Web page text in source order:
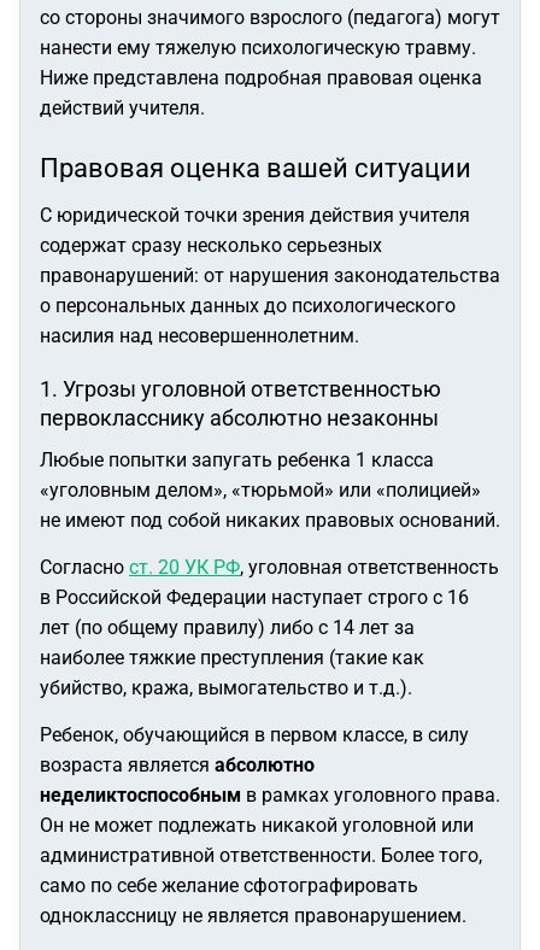
со стороны значимого взрослого (педагога) могут
нанести ему тяжелую психологическую травму.
Ниже представлена подробная правовая оценка
действий учителя.
Правовая оценка вашей ситуации
С юридической точки зрения действия учителя
содержат сразу несколько серьезных
правонарушений: от нарушения законодательства
о персональных данных до психологического
насилия над несовершеннолетним.
1. Угрозы уголовной ответственностью
первокласснику абсолютно незаконны
Любые попытки запугать ребенка 1 класса
«уголовным делом», «тюрьмой» или «полицией»
не имеют под собой никаких правовых оснований.
Согласно ст. 20 УК РФ, уголовная ответственность
в Российской Федерации наступает строго с 16
лет (по общему правилу) либо с 14 лет за
наиболее тяжкие преступления (такие как
убийство, кража, вымогательство и т.д.).
Ребенок, обучающийся в первом классе, в силу
возраста является абсолютно
неделиктоспособным в рамках уголовного права.
Он не может подлежать никакой уголовной или
административной ответственности. Более того,
само по себе желание сфотографировать
одноклассницу не является правонарушением.